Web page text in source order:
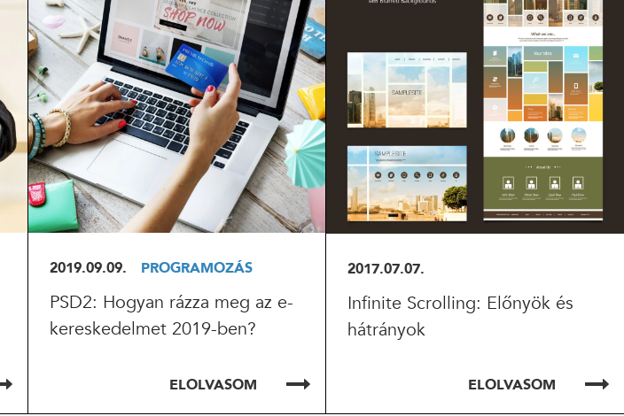
ELOLVASOM
2019.09.09. PROGRAMOZÁS
PSD2: Hogyan rázza meg az e-
kereskedelmet 2019-ben?
ELOLVASOM
ELOLVASOM
2017.07.07.
Infinite Scrolling: Előnyök és
hátrányok
ELOLVASOM